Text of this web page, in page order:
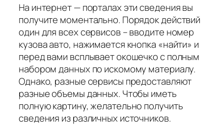
На интернет — порталах эти сведения вы
получите моментально. Порядок действий
один для всех сервисов – вводите номер
кузова авто, нажимается кнопка «найти» и
перед вами всплывает окошечко с полным
набором данных по искомому материалу.
Однако, разные сервисы предоставляют
разные объемы данных. Чтобы иметь
полную картину, желательно получить
сведения из различных источников.